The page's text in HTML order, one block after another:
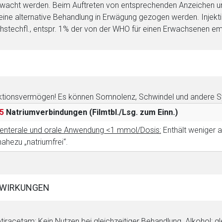
werden. Beim Auftreten von entsprechenden
alternative Behandlung in Erwägung gezogen werden.
entspr. 1% der von der WHO für einen Erwachsenen
Es können Somnolenz, Schwindel und andere
Natriumverbindungen (Filmtbl./Lsg. zum Einn.)
und orale Anwendung <1 mmol/Dosis: Enthält weniger
„natriumfrei“.